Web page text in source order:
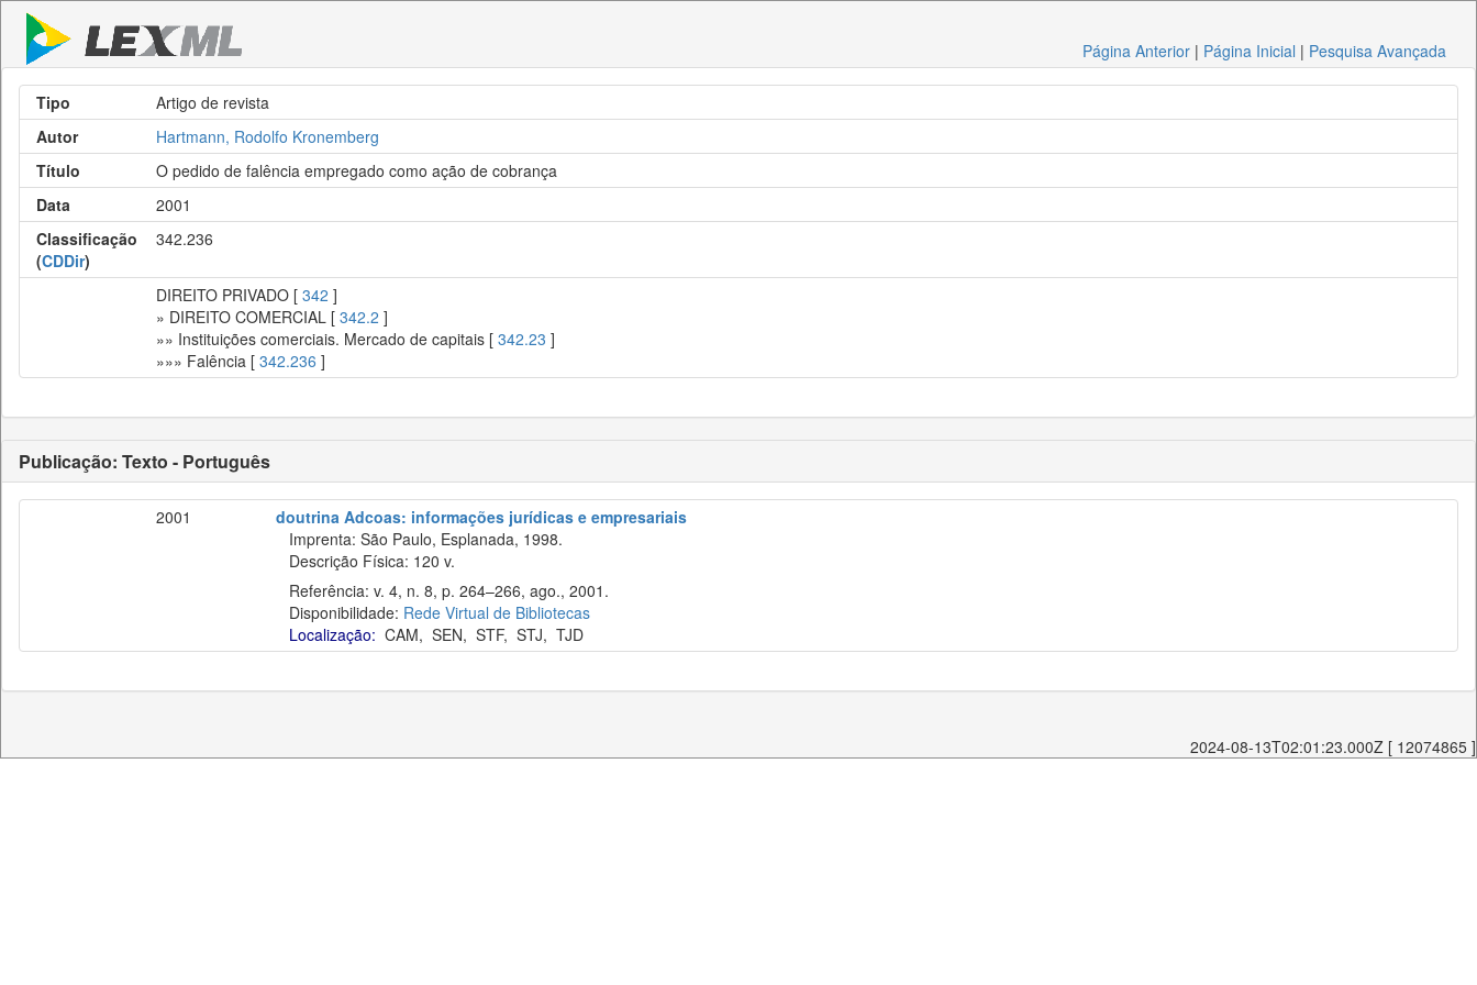
Página Anterior | Página Inicial | Pesquisa Avançada
Tipo
Artigo de revista
Autor
Hartmann, Rodolfo Kronemberg
Título
O pedido de falência empregado como ação de cobrança
Data
2001
Classificação
(CDDir)
342.236
DIREITO PRIVADO [ 342 ]
» DIREITO COMERCIAL [ 342.2 ]
»» Instituições comerciais. Mercado de capitais [ 342.23 ]
»»» Falência [ 342.236 ]
Publicação: Texto - Português
2001
doutrina Adcoas: informações jurídicas e empresariais
Imprenta: São Paulo, Esplanada, 1998.
Descrição Física: 120 v.
Referência: v. 4, n. 8, p. 264–266, ago., 2001.
Disponibilidade: Rede Virtual de Bibliotecas
Localização: CAM, SEN, STF, STJ, TJD
2024-08-13T02:01:23.000Z [ 12074865 ]